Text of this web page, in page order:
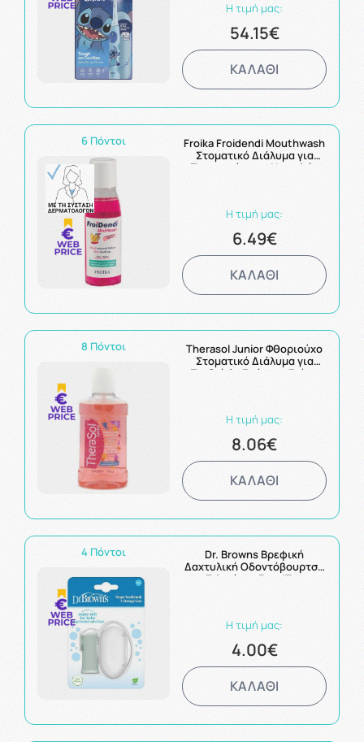
Η τιμή μας:
54.15€
ΚΑΛΑΘΙ
6 Πόντοι
Froika Froidendi Mouthwash
Στοματικό Διάλυμα για
Προστασία των Νεογιλών
Η τιμή μας:
6.49€
ΚΑΛΑΘΙ
8 Πόντοι
Therasol Junior Φθοριούχο
Στοματικό Διάλυμα για
Παιδιά 6+ Ετών, με Γεύση
Η τιμή μας:
8.06€
ΚΑΛΑΘΙ
4 Πόντοι
Dr. Browns Βρεφική
Δαχτυλική Οδοντόβουρτσα
Σιλικόνης 3m+ 1Τμχ
Η τιμή μας:
4.00€
ΚΑΛΑΘΙ